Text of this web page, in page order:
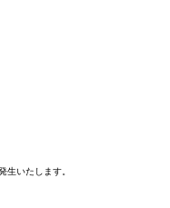
生いたします。